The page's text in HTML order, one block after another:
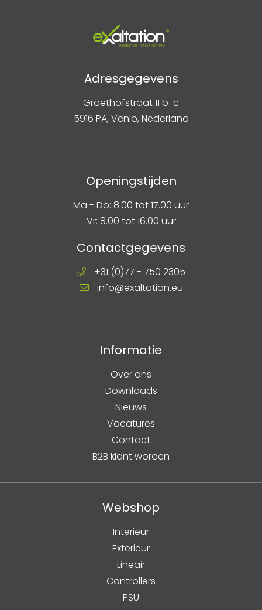
Adresgegevens
Groethofstraat 11 b-c
5916 PA, Venlo, Nederland
Openingstijden
Ma - Do: 8.00 tot 17.00 uur
Vr: 8.00 tot 16.00 uur
Contactgegevens
+31 (0)77 - 750 2305
info@exaltation.eu
Informatie
Over ons
Downloads
Nieuws
Vacatures
Contact
B2B klant worden
Webshop
Interieur
Exterieur
Lineair
Controllers
PSU